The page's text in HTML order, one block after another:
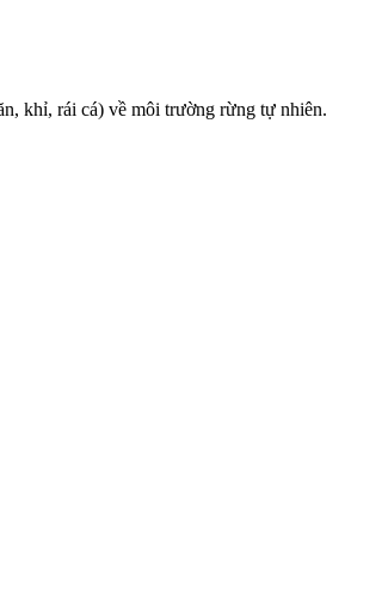
khỉ, rái cá) về môi trường rừng tự nhiên.